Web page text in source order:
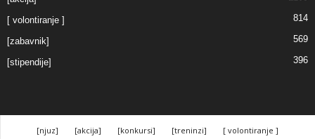
[ volontiranje ] 814
[zabavnik] 569
[stipendije] 396
[njuz] [akcija] [konkursi] [treninzi] [ volontiranje ]